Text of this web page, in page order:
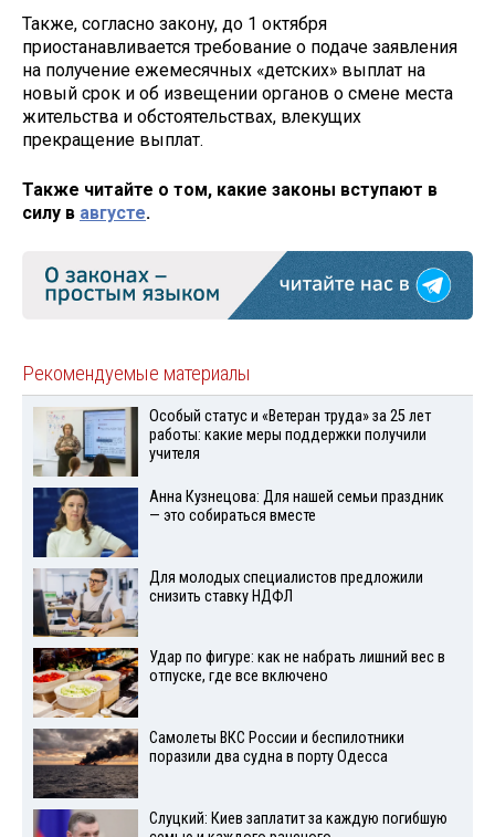
Также, согласно закону, до 1 октября
приостанавливается требование о подаче заявления
на получение ежемесячных «детских» выплат на
новый срок и об извещении органов о смене места
жительства и обстоятельствах, влекущих
прекращение выплат.
Также читайте о том, какие законы вступают в
силу в августе.
Рекомендуемые материалы
Особый статус и «Ветеран труда» за 25 лет
работы: какие меры поддержки получили
учителя
Анна Кузнецова: Для нашей семьи праздник
— это собираться вместе
Для молодых специалистов предложили
снизить ставку НДФЛ
Удар по фигуре: как не набрать лишний вес в
отпуске, где все включено
Самолеты ВКС России и беспилотники
поразили два судна в порту Одесса
Слуцкий: Киев заплатит за каждую погибшую